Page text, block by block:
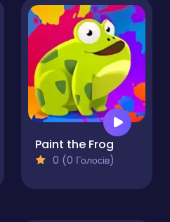
Paint the Frog
0 (0 Голосів)